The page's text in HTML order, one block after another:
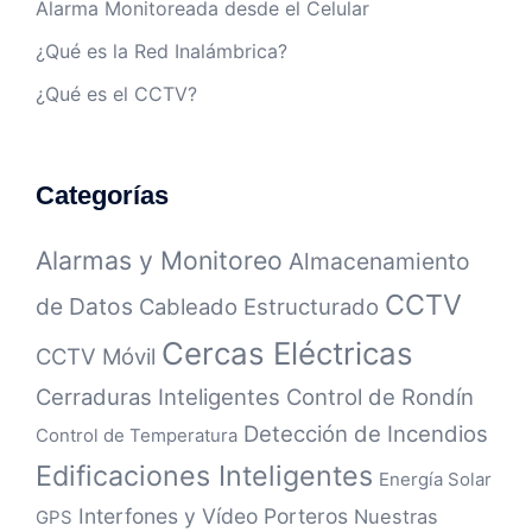
Alarma Monitoreada desde el Celular
¿Qué es la Red Inalámbrica?
¿Qué es el CCTV?
Categorías
Alarmas y Monitoreo Almacenamiento
de Datos Cableado Estructurado CCTV
CCTV Móvil Cercas Eléctricas
Cerraduras Inteligentes Control de Rondín
Control de Temperatura Detección de Incendios
Edificaciones Inteligentes Energía Solar
GPS Interfones y Vídeo Porteros Nuestras